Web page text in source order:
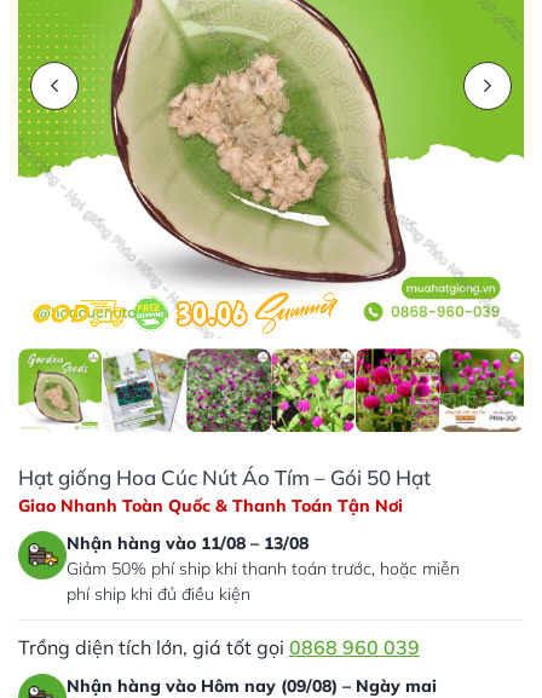
Hạt giống Hoa Cúc Nút Áo Tím – Gói 50 Hạt
Giao Nhanh Toàn Quốc & Thanh Toán Tận Nơi
Nhận hàng vào 11/08 – 13/08
Giảm 50% phí ship khi thanh toán trước, hoặc miễn
phí ship khi đủ điều kiện
Trồng diện tích lớn, giá tốt gọi 0868 960 039
Nhận hàng vào Hôm nay (09/08) – Ngày mai